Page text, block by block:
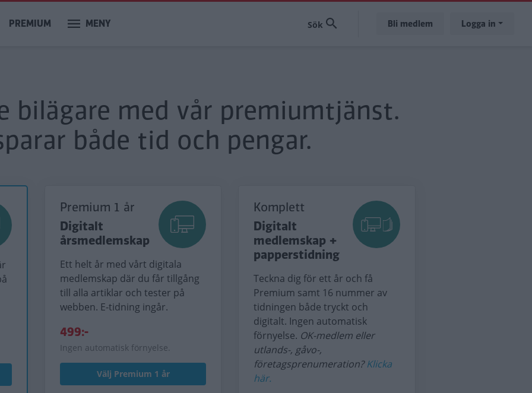
PREMIUM MENY Bli medlem Logga in
bilägare med vår premiumtjänst.
både tid och pengar.
Premium 1 år
Digitalt
årsmedlemskap
Ett helt år med vårt digitala
medlemskap där du får tillgång
till alla artiklar och tester på
webben. E-tidning ingår.
499:-
Ingen automatisk förnyelse.
Välj Premium 1 år
Komplett
Digitalt
medlemskap +
papperstidning
Teckna dig för ett år och få
Premium samt 16 nummer av
tidningen både tryckt och
digitalt. Ingen automatisk
förnyelse. OK-medlem eller
utlands-, gåvo-,
företagsprenumeration?Klicka
här.